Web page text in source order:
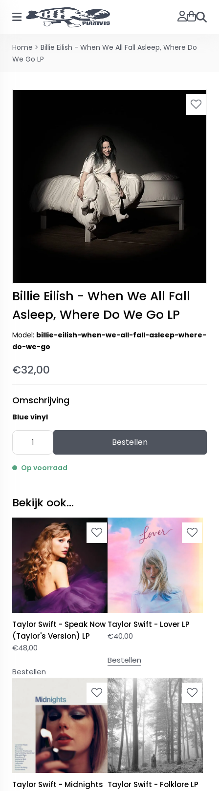
Home > Billie Eilish - When We All Fall Asleep, Where Do
We Go LP
Billie Eilish - When We All Fall
Asleep, Where Do We Go LP
Model: billie-eilish-when-we-all-fall-asleep-where-
do-we-go
€32,00
Omschrijving
Blue vinyl
Bestellen
Op voorraad
Bekijk ook...
Taylor Swift - Speak Now
(Taylor's Version) LP
€48,00
Bestellen
Taylor Swift - Lover LP
€40,00
Bestellen
Taylor Swift - Midnights Taylor Swift - Folklore LP